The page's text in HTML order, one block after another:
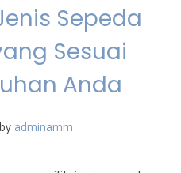
Sepeda
Sesuai
Anda
by adminamm